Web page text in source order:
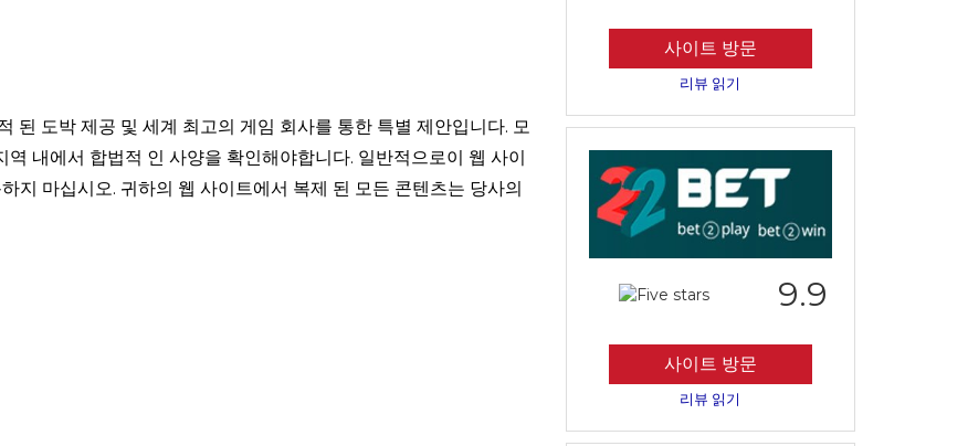
된 도박 제공 및 세계 최고의 게임 회사를 통한 특별 제안입니다. 모
내에서 합법적 인 사양을 확인해야합니다. 일반적으로이 웹 사이
지 마십시오. 귀하의 웹 사이트에서 복제 된 모든 콘텐츠는 당사의
사이트 방문
리뷰 읽기
9.9
사이트 방문
리뷰 읽기